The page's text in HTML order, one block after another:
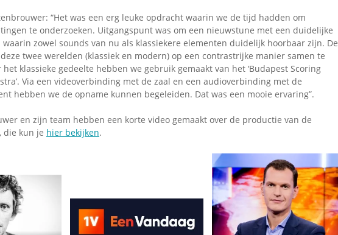
“Het was een erg leuke opdracht waarin we de tijd hadden om
te onderzoeken. Uitgangspunt was om een nieuwstune met een duidelijke
waarin zowel sounds van nu als klassiekere elementen duidelijk hoorbaar zijn. De
twee werelden (klassiek en modern) op een contrastrijke manier samen te
het klassieke gedeelte hebben we gebruik gemaakt van het ‘Budapest Scoring
Via een videoverbinding met de zaal en een audioverbinding met de
hebben we de opname kunnen begeleiden. Dat was een mooie ervaring”.
en zijn team hebben een korte video gemaakt over de productie van de
die kun je hier bekijken.